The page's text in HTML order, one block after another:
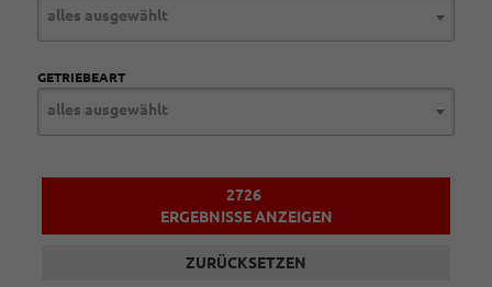
alles ausgewählt
GETRIEBEART
alles ausgewählt
2726
ERGEBNISSE ANZEIGEN
ZURÜCKSETZEN